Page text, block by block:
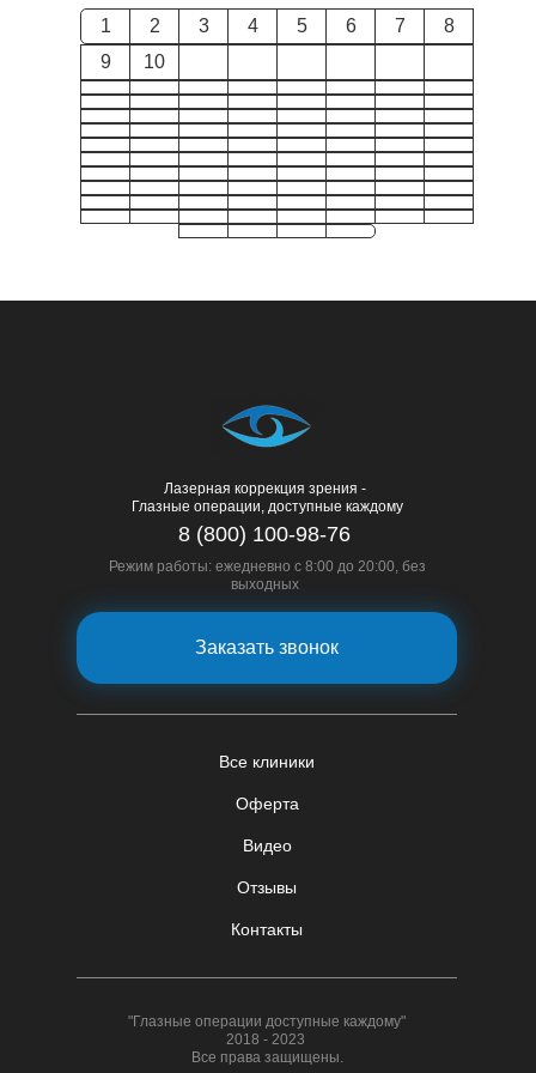
1 2 3 4 5 6 7
8
9
10
Лазерная коррекция зрения -
Глазные операции, доступные каждому
Оферта
Видео
Все клиники
Отзывы
Контакты
8 (800) 100-98-76
Режим работы: ежедневно с 8:00 до 20:00, без
выходных
Заказать звонок
"Глазные операции доступные каждому"
2018 - 2023
Все права защищены.